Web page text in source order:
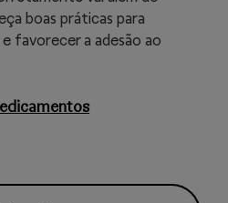
boas práticas para
favorecer a adesão ao